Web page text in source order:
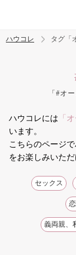
結婚 セックス
ハウコレ タグ「
「#オ
ハウコレには 「
います。
こちらのページ
をお楽しみいただ
セックス
義両親、